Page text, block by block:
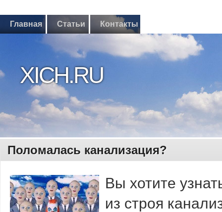
Главная Статьи Контакты
XICH.RU
Поломалась канализация?
Вы хотите
из строя